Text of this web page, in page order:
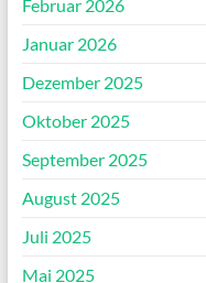
Februar 2026
Januar 2026
Dezember 2025
Oktober 2025
September 2025
August 2025
Juli 2025
Mai 2025